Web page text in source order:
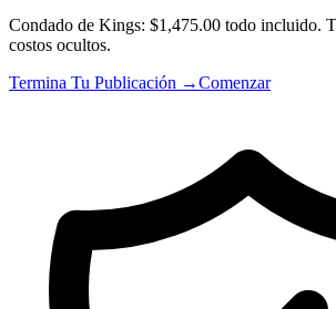
Condado de Kings: $1,475.00 todo incluido.
costos ocultos.
Termina Tu Publicación →Comenzar